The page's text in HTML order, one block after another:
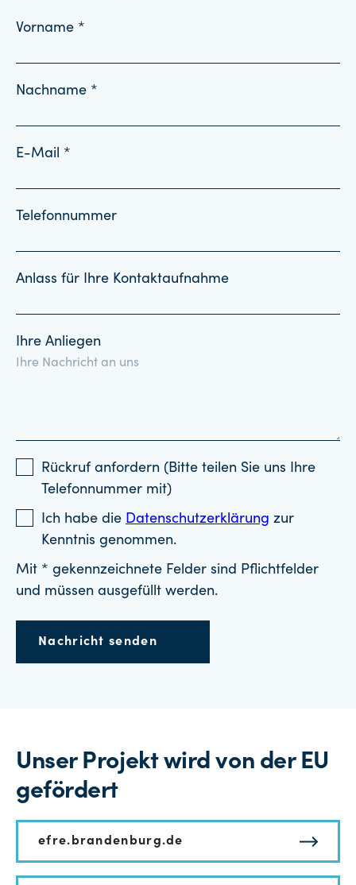
Vorname *
Nachname *
E-Mail *
Telefonnummer
Anlass für Ihre Kontaktaufnahme
Ihre Anliegen
Rückruf anfordern (Bitte teilen Sie uns Ihre
Telefonnummer mit)
Ich habe die Datenschutzerklärung zur
Kenntnis genommen.
Mit * gekennzeichnete Felder sind Pflichtfelder
und müssen ausgefüllt werden.
Nachricht senden
Unser Projekt wird von der EU
gefördert
efre.brandenburg.de